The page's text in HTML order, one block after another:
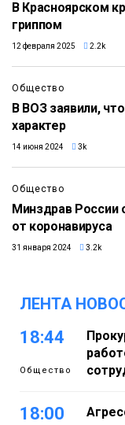
В Красноярском
гриппом
12 февраля 2025 2.2k
Общество
В ВОЗ заявили,
характер
14 июня 2024 3k
Общество
Минздрав России
от коронавируса
31 января 2024 3.2k
ЛЕНТА
18:44
Общество
18:00